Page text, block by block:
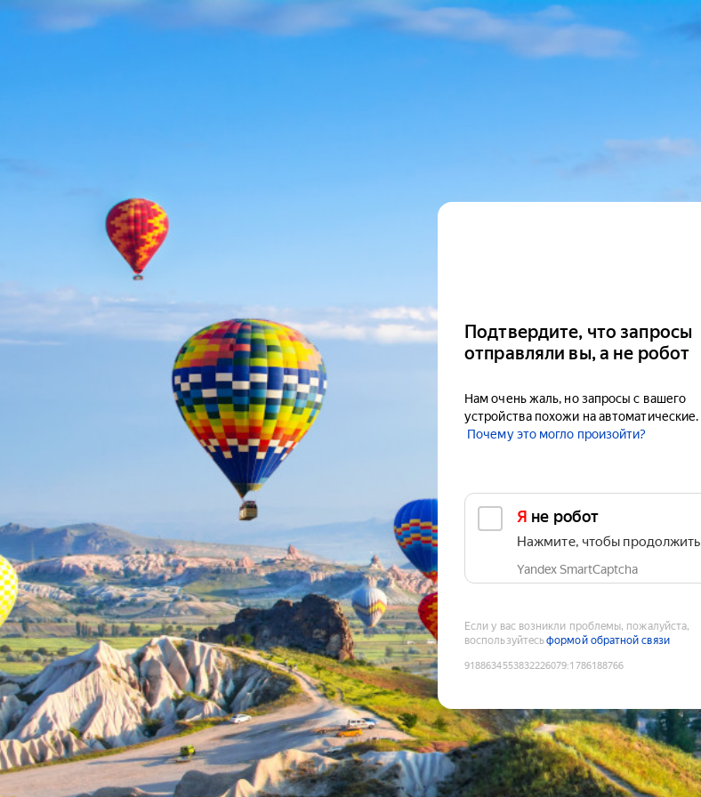
Подтвердите, что запросы
отправляли вы, а не робот
Нам очень жаль, но запросы с вашего
устройства похожи на автоматические.
Почему это могло произойти?
Я не робот
Нажмите, чтобы продолжить
Yandex SmartCaptcha
Если у вас возникли проблемы, пожалуйста,
воспользуйтесьформой обратной связи
9188634553832226079:1786188766